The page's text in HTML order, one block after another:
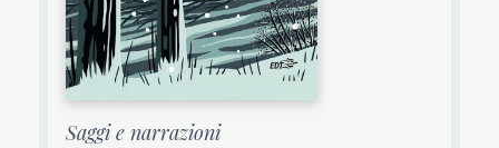
Saggi e narrazioni